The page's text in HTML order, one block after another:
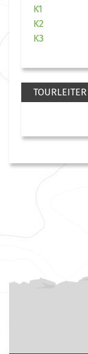
K1
K2
K3
TOURLEITER